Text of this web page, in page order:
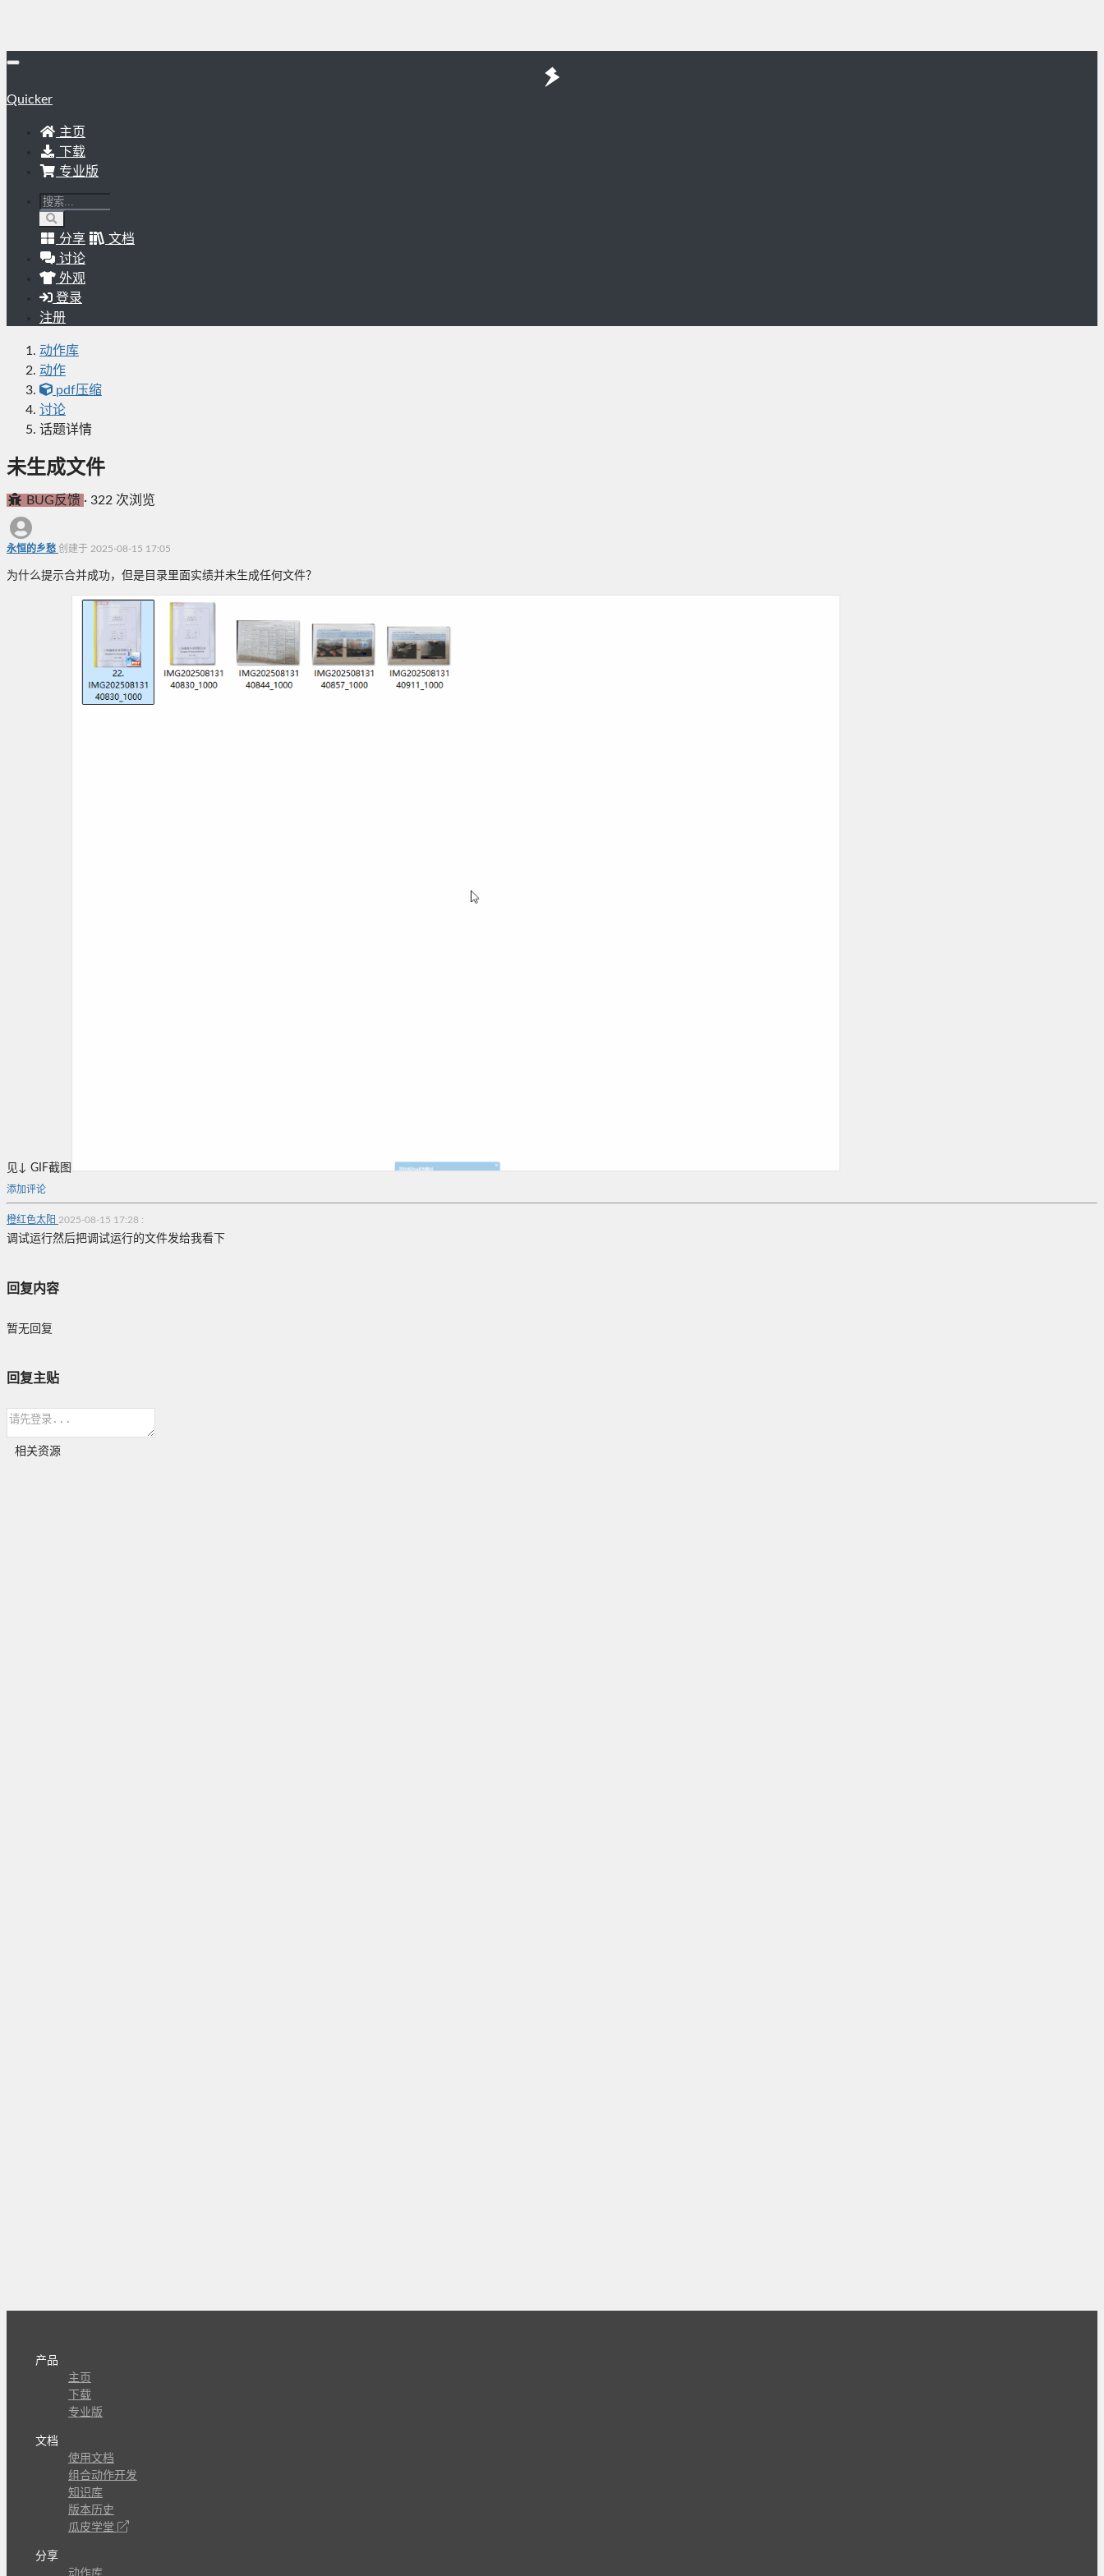
Quicker
主页
下载
专业版
分享
文档
讨论
外观
登录
注册
动作库
动作
pdf压缩
讨论
话题详情
未生成文件
BUG反馈 · 322 次浏览
永恒的乡愁 创建于 2025-08-15 17:05
为什么提示合并成功，但是目录里面实绩并未生成任何文件？
见↓ GIF截图
添加评论
橙红色太阳 2025-08-15 17:28 :
调试运行然后把调试运行的文件发给我看下
回复内容
暂无回复
回复主贴
相关资源
产品
主页
下载
专业版
文档
使用文档
组合动作开发
知识库
版本历史
瓜皮学堂
分享
动作库